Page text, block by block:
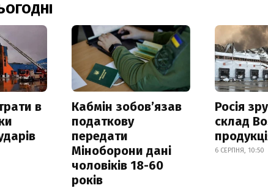
в
Кабмін зобовʼязав
податкову
передати
Міноборони дані
чоловіків 18-60
років
Росія
склад
6 СЕРПНЯ, 10:50